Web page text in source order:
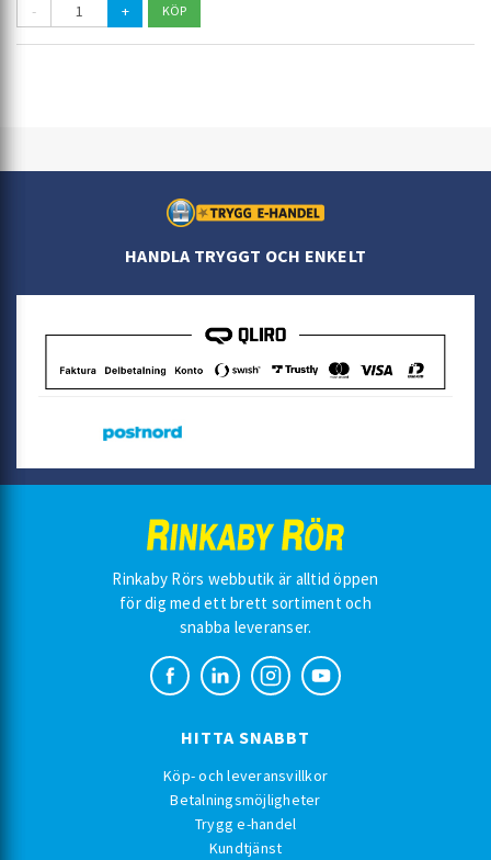
- +
HANDLA TRYGGT OCH ENKELT
Rinkaby Rörs webbutik är alltid öppen
för dig med ett brett sortiment och
snabba leveranser.
HITTA SNABBT
Köp- och leveransvillkor
Betalningsmöjligheter
Trygg e-handel
Kundtjänst